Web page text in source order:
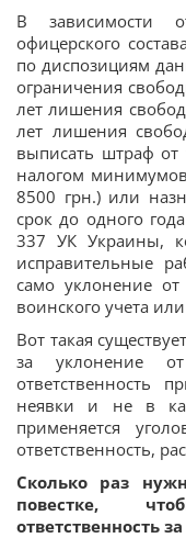
В зависимости
офицерского
по диспозициям
ограничения
лет лишения
лет лишения
выписать штраф от
налогом
8500 грн.) или
срок до одного
337 УК Украины,
исправительные
само уклонение
воинского учета
Вот такая
за уклонение
ответственность
неявки и не в
применяется
ответственность,
Сколько раз
повестке,
ответственность